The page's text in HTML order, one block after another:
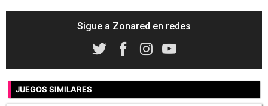
Sigue a Zonared en redes
JUEGOS SIMILARES